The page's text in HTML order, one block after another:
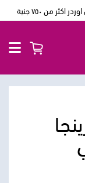
من ٧٥٠ جنية